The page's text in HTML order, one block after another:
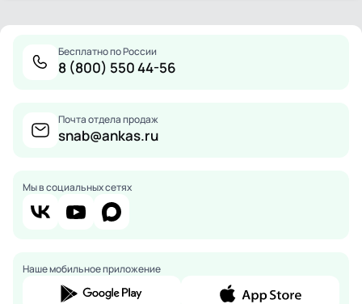
Бесплатно по России
8 (800) 550 44-56
Почта отдела продаж
snab@ankas.ru
Мы в социальных сетях
Наше мобильное приложение